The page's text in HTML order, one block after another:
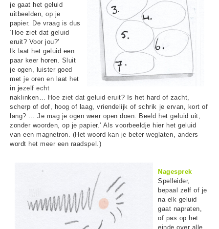
je gaat het geluid
uitbeelden, op je
papier. De vraag is dus
‘Hoe ziet dat geluid
eruit? Voor jou?’
Ik laat het geluid een
paar keer horen. Sluit
je ogen, luister goed
met je oren en laat het
in jezelf echt
naklinken… Hoe ziet dat geluid eruit? Is het hard of zacht,
scherp of dof, hoog of laag, vriendelijk of schrik je ervan, kort of
lang? … Je mag je ogen weer open doen. Beeld het geluid uit,
zonder woorden, op je papier.’ Als voorbeeldje hier het geluid
van een magnetron. (Het woord kan je beter weglaten, anders
wordt het meer een raadspel.)
Nagesprek
Spelleider,
bepaal zelf of je
na elk geluid
gaat napraten,
of pas op het
einde over alle